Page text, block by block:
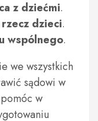
z dziećmi.
dzieci.
wspólnego.
we wszystkich
sądowi w
w